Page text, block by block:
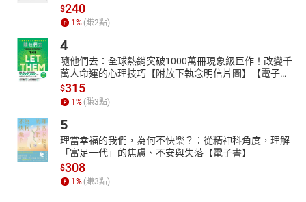
$240
1 % (賺2點)
4
隨他們去：全球熱銷突破1000萬冊現象級巨作！改變千
萬人命運的心理技巧【附放下執念明信片圖】【電子
書】
$315
1 % (賺3點)
5
理當幸福的我們，為何不快樂？：從精神科角度，理解
「富足一代」的焦慮、不安與失落【電子書】
$308
1 % (賺3點)